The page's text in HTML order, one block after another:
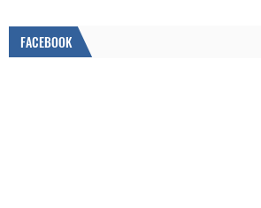
FACEBOOK